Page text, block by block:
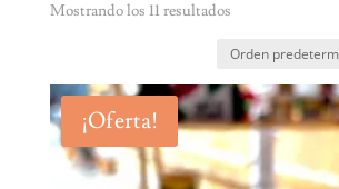
Mostrando los 11 resultados
¡Oferta!